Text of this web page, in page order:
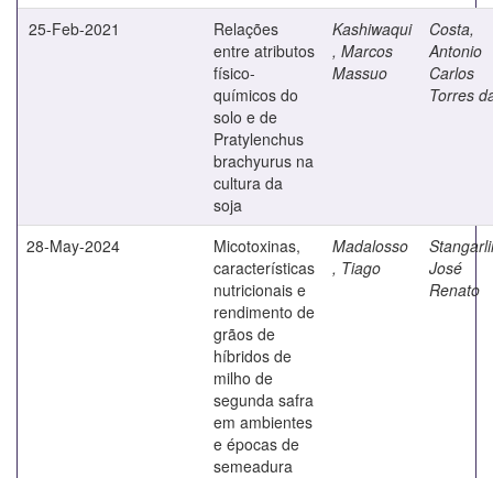
25-Feb-2021
Relações
entre atributos
físico-
químicos do
solo e de
Pratylenchus
brachyurus na
cultura da
soja
Kashiwaqui
, Marcos
Massuo
Costa,
Antonio
Carlos
Torres
28-May-2024
Micotoxinas,
características
nutricionais e
rendimento de
grãos de
híbridos de
milho de
segunda safra
em ambientes
e épocas de
semeadura
Madalosso
, Tiago
José
Renato